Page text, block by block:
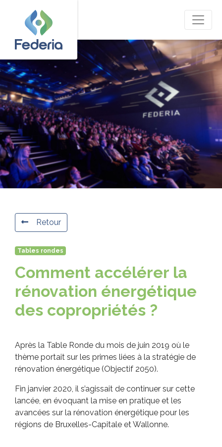
Retour
Tables rondes
Comment accélérer la
rénovation énergétique
des copropriétés ?
Après la Table Ronde du mois de juin 2019 où le
thème portait sur les primes liées à la stratégie de
rénovation énergétique (Objectif 2050).
Fin janvier 2020, il s’agissait de continuer sur cette
lancée, en évoquant la mise en pratique et les
avancées sur la rénovation énergétique pour les
régions de Bruxelles-Capitale et Wallonne.